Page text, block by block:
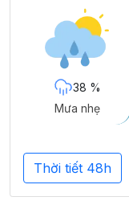
38 %
Mưa nhẹ
Thời tiết 48h